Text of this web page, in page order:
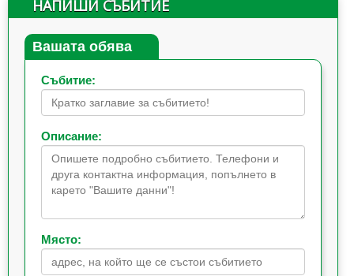
НАПИШИ СЪБИТИЕ
Вашата обява
Събитие:
Описание:
Място: